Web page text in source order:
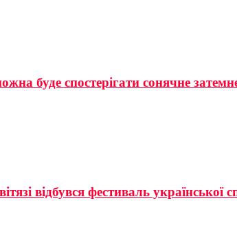
буде спостерігати сонячне
відбувся фестиваль української